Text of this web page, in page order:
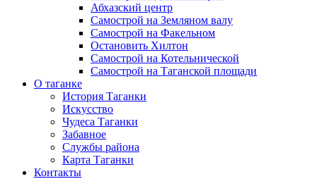
Абхазский центр
Самострой на Земляном валу
Самострой на Факельном
Остановить Хилтон
Самострой на Котельнической
Самострой на Таганской площади
О таганке
История Таганки
Искусство
Чудеса Таганки
Забавное
Службы района
Карта Таганки
Контакты